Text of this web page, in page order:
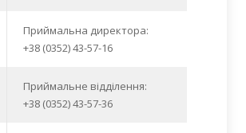
Приймальна директора:
+38 (0352) 43-57-16
Приймальне відділення:
+38 (0352) 43-57-36